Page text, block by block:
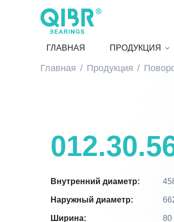
ГЛАВНАЯ ПРОДУКЦИЯ
Главная Продукция
Внутренний диаметр:
Наружный диаметр:
Ширина: 80